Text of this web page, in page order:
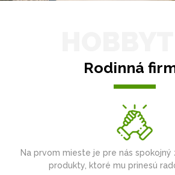
Rodinná
Na prvom mieste je pre nás spokojný
produkty, ktoré mu prinesú